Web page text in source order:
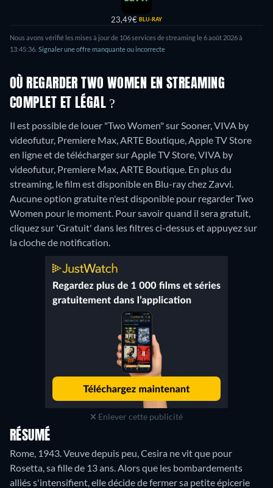
23,49€ BLU-RAY
Nous avons vérifié les mises à jour de 106 services de streaming le 6 août 2026 à
13:45:36. Signaler une offre manquante ou incorrecte
OÙ REGARDER TWO WOMEN EN STREAMING
COMPLET ET LÉGAL ?
Il est possible de louer "Two Women" sur Sooner, VIVA by
videofutur, Premiere Max, ARTE Boutique, Apple TV Store
en ligne et de télécharger sur Apple TV Store, VIVA by
videofutur, Premiere Max, ARTE Boutique. En plus du
streaming, le film est disponible en Blu-ray chez Zavvi.
Aucune option gratuite n'est disponible pour regarder Two
Women pour le moment. Pour savoir quand il sera gratuit,
cliquez sur 'Gratuit' dans les filtres ci-dessus et appuyez sur
la cloche de notification.
Enlever cette publicité
RÉSUMÉ
Rome, 1943. Veuve depuis peu, Cesira ne vit que pour
Rosetta, sa fille de 13 ans. Alors que les bombardements
alliés s'intensifient, elle décide de fermer sa petite épicerie